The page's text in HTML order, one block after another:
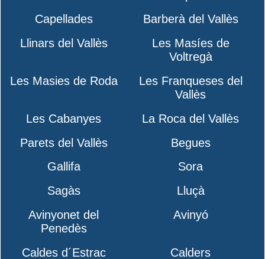
Capellades
Barberà del Vallès
Llinars del Vallès
Les Masíes de
Voltregà
Les Masies de Roda
Les Franqueses del
Vallès
Les Cabanyes
La Roca del Vallès
Parets del Vallès
Begues
Gallifa
Sora
Sagàs
Lluçà
Avinyonet del
Penedès
Avinyó
Caldes d´Estrac
Calders